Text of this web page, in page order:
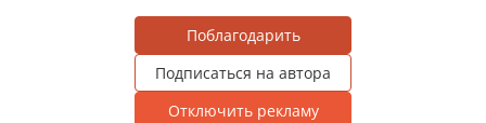
Поблагодарить
Подписаться на автора
Отключить рекламу